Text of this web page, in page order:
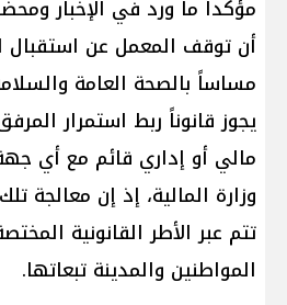
مؤكداً ما ورد في الإخبار
أن توقف المعمل عن استقبال
مساساً بالصحة العامة والسلامة
يجوز قانوناً ربط استمرار
مالي أو إداري قائم مع أي
وزارة المالية، إذ إن معالجة
تتم عبر الأطر القانونية
المواطنين والمدينة تبعاتها.